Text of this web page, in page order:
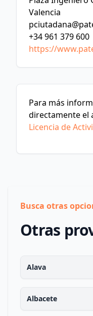
Valencia
+34 961 379 600
https://
Para más
directamente el
Licencia de
Busca otras
Otras
Alava
Albacete